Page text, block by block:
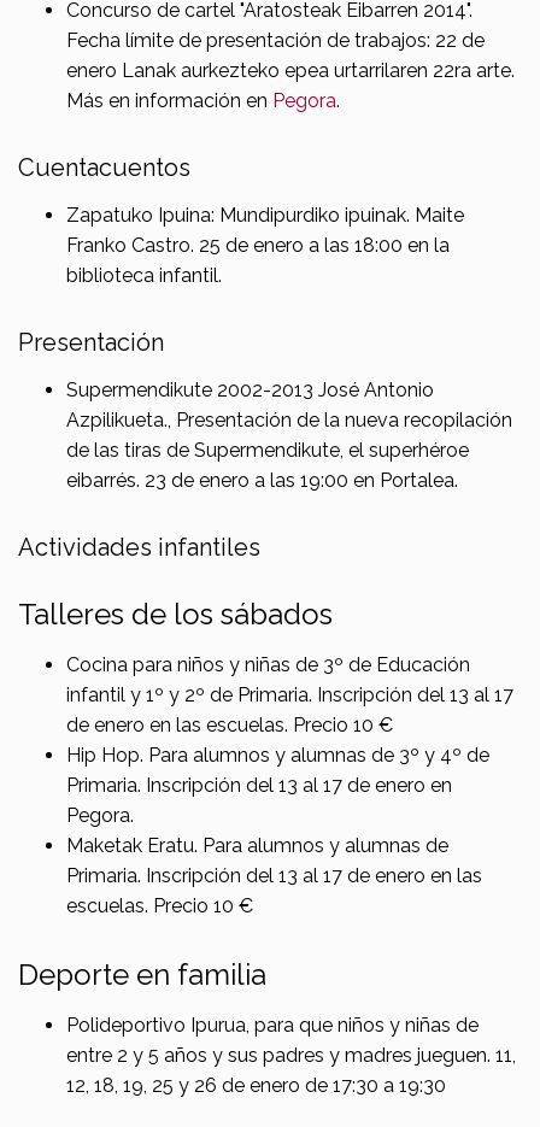
Concurso de cartel "Aratosteak Eibarren 2014".
Fecha límite de presentación de trabajos: 22 de
enero Lanak aurkezteko epea urtarrilaren 22ra arte.
Más en información en Pegora.
Cuentacuentos
Zapatuko Ipuina: Mundipurdiko ipuinak. Maite
Franko Castro. 25 de enero a las 18:00 en la
biblioteca infantil.
Presentación
Supermendikute 2002-2013 José Antonio
Azpilikueta., Presentación de la nueva recopilación
de las tiras de Supermendikute, el superhéroe
eibarrés. 23 de enero a las 19:00 en Portalea.
Actividades infantiles
Talleres de los sábados
Cocina para niños y niñas de 3º de Educación
infantil y 1º y 2º de Primaria. Inscripción del 13 al 17
de enero en las escuelas. Precio 10 €
Hip Hop. Para alumnos y alumnas de 3º y 4º de
Primaria. Inscripción del 13 al 17 de enero en
Pegora.
Maketak Eratu. Para alumnos y alumnas de
Primaria. Inscripción del 13 al 17 de enero en las
escuelas. Precio 10 €
Deporte en familia
Polideportivo Ipurua, para que niños y niñas de
entre 2 y 5 años y sus padres y madres jueguen. 11,
12, 18, 19, 25 y 26 de enero de 17:30 a 19:30